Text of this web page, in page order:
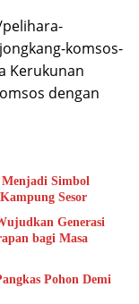
komsos-
Kerukunan
dengan
Simbol
Sesor
Generasi
bagi Masa
Pohon Demi